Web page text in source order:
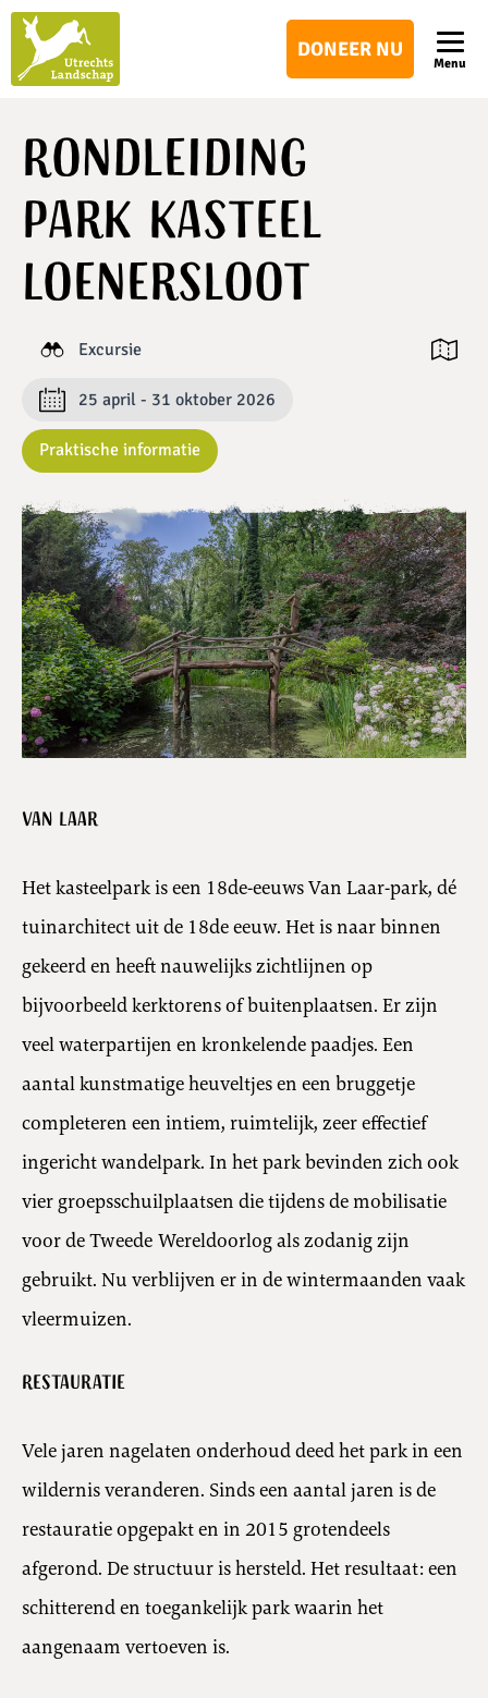
DONEER NU
Menu
Rondleiding
park Kasteel
Loenersloot
Excursie
25 april - 31 oktober 2026
Praktische informatie
Open
Van Laar
Het kasteelpark is een 18de-eeuws Van Laar-park, dé
tuinarchitect uit de 18de eeuw. Het is naar binnen
gekeerd en heeft nauwelijks zichtlijnen op
bijvoorbeeld kerktorens of buitenplaatsen. Er zijn
veel waterpartijen en kronkelende paadjes. Een
aantal kunstmatige heuveltjes en een bruggetje
completeren een intiem, ruimtelijk, zeer effectief
ingericht wandelpark. In het park bevinden zich ook
vier groepsschuilplaatsen die tijdens de mobilisatie
voor de Tweede Wereldoorlog als zodanig zijn
gebruikt. Nu verblijven er in de wintermaanden vaak
vleermuizen.
Restauratie
Vele jaren nagelaten onderhoud deed het park in een
wildernis veranderen. Sinds een aantal jaren is de
restauratie opgepakt en in 2015 grotendeels
afgerond. De structuur is hersteld. Het resultaat: een
schitterend en toegankelijk park waarin het
aangenaam vertoeven is.